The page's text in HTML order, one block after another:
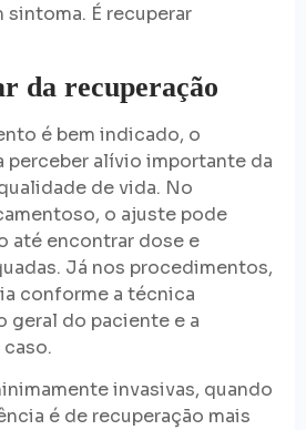
sintoma. É recuperar
da recuperação
é bem indicado, o
perceber alívio importante da
de vida. No
o ajuste pode
até encontrar dose e
Já nos procedimentos,
conforme a técnica
geral do paciente e a
invasivas, quando
é de recuperação mais